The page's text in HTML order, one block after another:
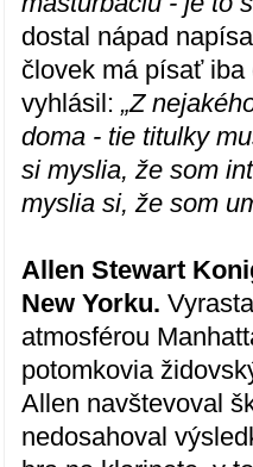
dostal nápad
človek má písať iba
vyhlásil:„Z
doma - tie titulky
si myslia, že som
myslia si, že som
Allen Stewart
New Yorku.
atmosférou
potomkovia
Allen navštevoval
nedosahoval